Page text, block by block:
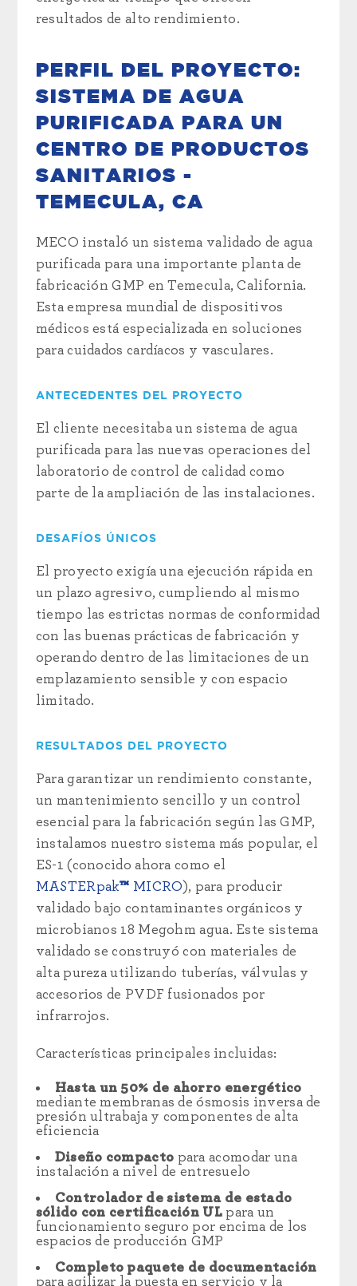
resultados de alto rendimiento.
PERFIL DEL PROYECTO:
SISTEMA DE AGUA
PURIFICADA PARA UN
CENTRO DE PRODUCTOS
SANITARIOS -
TEMECULA, CA
MECO instaló un sistema validado de agua
purificada para una importante planta de
fabricación GMP en Temecula, California.
Esta empresa mundial de dispositivos
médicos está especializada en soluciones
para cuidados cardíacos y vasculares.
ANTECEDENTES DEL PROYECTO
El cliente necesitaba un sistema de agua
purificada para las nuevas operaciones del
laboratorio de control de calidad como
parte de la ampliación de las instalaciones.
DESAFÍOS ÚNICOS
El proyecto exigía una ejecución rápida en
un plazo agresivo, cumpliendo al mismo
tiempo las estrictas normas de conformidad
con las buenas prácticas de fabricación y
operando dentro de las limitaciones de un
emplazamiento sensible y con espacio
limitado.
RESULTADOS DEL PROYECTO
Para garantizar un rendimiento constante,
un mantenimiento sencillo y un control
esencial para la fabricación según las GMP,
instalamos nuestro sistema más popular, el
ES-1 (conocido ahora como el
MASTERpak™ MICRO), para producir
validado bajo contaminantes orgánicos y
microbianos 18 Megohm agua. Este sistema
validado se construyó con materiales de
alta pureza utilizando tuberías, válvulas y
accesorios de PVDF fusionados por
infrarrojos.
Características principales incluidas:
Hasta un 50% de ahorro energético
mediante membranas de ósmosis inversa de
presión ultrabaja y componentes de alta
eficiencia
Diseño compacto para acomodar una
instalación a nivel de entresuelo
Controlador de sistema de estado
sólido con certificación UL para un
funcionamiento seguro por encima de los
espacios de producción GMP
Completo paquete de documentación
para agilizar la puesta en servicio y la